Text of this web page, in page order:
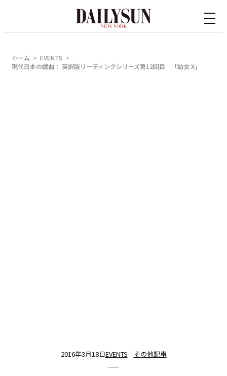
ホーム
EVENTS
現代日本の戯曲： 英訳版リーディングシリーズ第12回目 「幼女 X」
2016年3月18日EVENTS その他記事